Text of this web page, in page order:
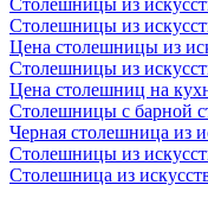
Столешницы из
Столешницы из
Цена столешницы из
Столешницы из
Цена столешниц на
Столешницы с барной
Черная столешница из
Столешницы из
Столешница из